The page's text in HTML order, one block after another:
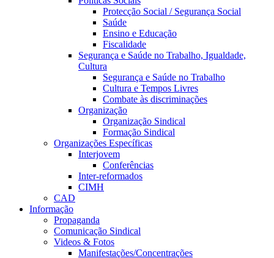
Protecção Social / Segurança Social
Saúde
Ensino e Educação
Fiscalidade
Segurança e Saúde no Trabalho, Igualdade,
Cultura
Segurança e Saúde no Trabalho
Cultura e Tempos Livres
Combate às discriminações
Organização
Organização Sindical
Formação Sindical
Organizações Específicas
Interjovem
Conferências
Inter-reformados
CIMH
CAD
Informação
Propaganda
Comunicação Sindical
Videos & Fotos
Manifestações/Concentrações